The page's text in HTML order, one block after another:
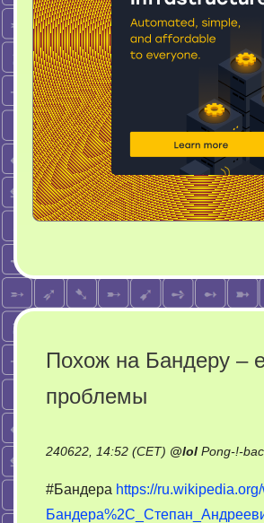
Похож на Бандеру –
проблемы
240622, 14:52 (CET) @lol Pong-!-
#Бандера https://